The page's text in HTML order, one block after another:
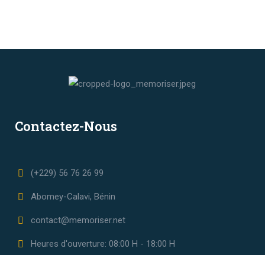
Contactez-Nous
(+229) 56 76 26 99
Abomey-Calavi, Bénin
contact@memoriser.net
Heures d'ouverture: 08:00 H - 18:00 H